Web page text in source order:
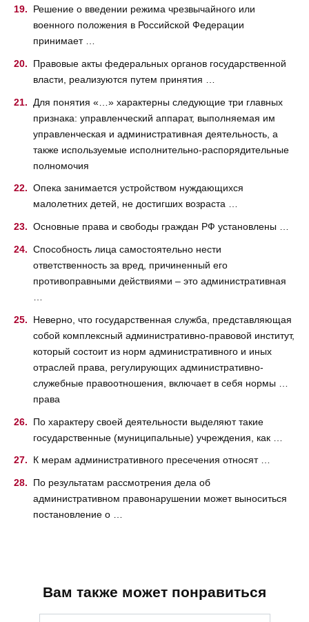
Решение о введении режима чрезвычайного или
военного положения в Российской Федерации
принимает …
Правовые акты федеральных органов государственной
власти, реализуются путем принятия …
Для понятия «…» характерны следующие три главных
признака: управленческий аппарат, выполняемая им
управленческая и административная деятельность, а
также используемые исполнительно-распорядительные
полномочия
Опека занимается устройством нуждающихся
малолетних детей, не достигших возраста …
Основные права и свободы граждан РФ установлены …
Способность лица самостоятельно нести
ответственность за вред, причиненный его
противоправными действиями – это административная
Неверно, что государственная служба, представляющая
собой комплексный административно-правовой институт,
который состоит из норм административного и иных
отраслей права, регулирующих административно-
служебные правоотношения, включает в себя нормы …
права
По характеру своей деятельности выделяют такие
государственные (муниципальные) учреждения, как …
К мерам административного пресечения относят …
По результатам рассмотрения дела об
административном правонарушении может выноситься
постановление о …
Вам также может понравиться